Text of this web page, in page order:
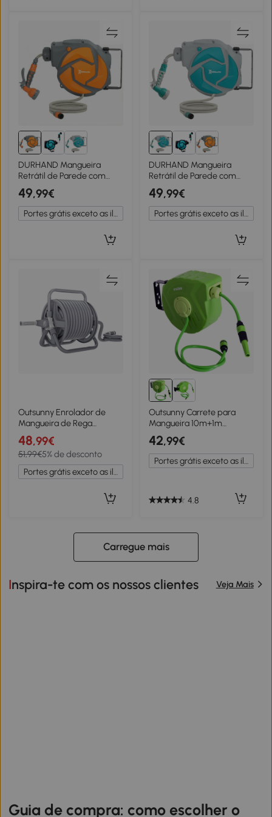
DURHAND Mangueira
Retrátil de Parede com
Carretel de 10+1 m com
Retorno Automático e
Bocal de 7 Funções
Giratório a 180°
49,99€
Portes grátis exceto as ilhas
DURHAND Mangueira
Retrátil de Parede com
Enrolador de 10+1 m com
Enrolamento Automático e
Bico de 7 Funções Gira 180°
49,99€
Portes grátis exceto as ilhas
Outsunny Enrolador de
Mangueira de Rega
20M+2M Bico de
Pulverização Ajustável 2
em 1 para Fixar Na Parede
ou Colocar
48,99€
51,99€5% de desconto
Portes grátis exceto as ilhas
Outsunny Carrete para
Mangueira 10m+1m
Enrolador de Mangueira
Montado na Parede
Enrolador Automático 180º
Giratório
42,99€
Portes grátis exceto as ilhas
4.8
Carregue mais
Inspira-te com os nossos clientes Veja Mais
Guia de compra: como escolher o